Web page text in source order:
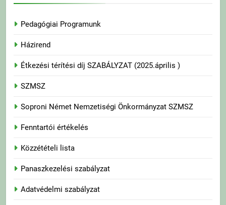
Pedagógiai Programunk
Házirend
Étkezési térítési díj SZABÁLYZAT (2025.április )
SZMSZ
Soproni Német Nemzetiségi Önkormányzat SZMSZ
Fenntartói értékelés
Közzétételi lista
Panaszkezelési szabályzat
Adatvédelmi szabályzat